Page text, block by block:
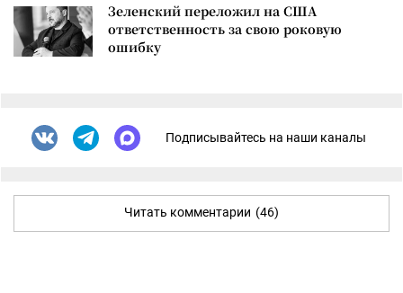
Зеленский переложил на США
ответственность за свою роковую
ошибку
Подписывайтесь на наши каналы
Читать комментарии (46)